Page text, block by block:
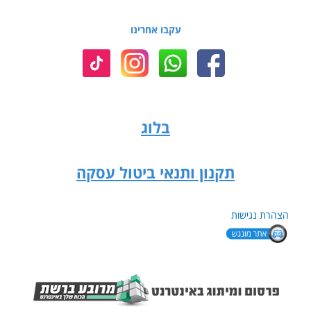
עקבו אחרינו
בלוג
תקנון ותנאי ביטול עסקה
הצהרת נגישות